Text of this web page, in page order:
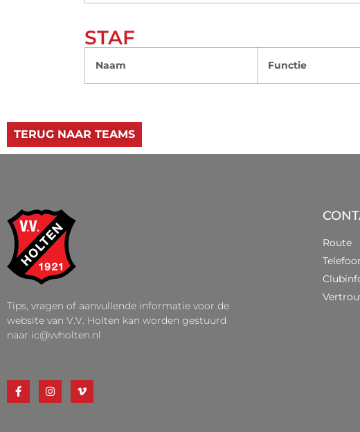
STAF
Naam Functie
TERUG NAAR TEAMS
Tips, vragen of aanvullende informatie voor de
website van V.V. Holten kan worden gestuurd
naar ic@vvholten.nl
Route